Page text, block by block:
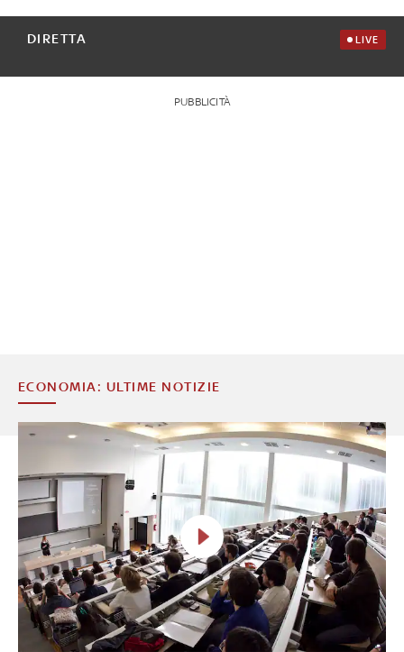
DIRETTA LIVE
PUBBLICITÀ
ECONOMIA: ULTIME NOTIZIE